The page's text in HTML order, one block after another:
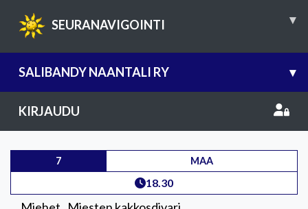
SEURANAVIGOINTI ▾
SALIBANDY NAANTALI RY ▾
KIRJAUDU
7 MAA
18.30